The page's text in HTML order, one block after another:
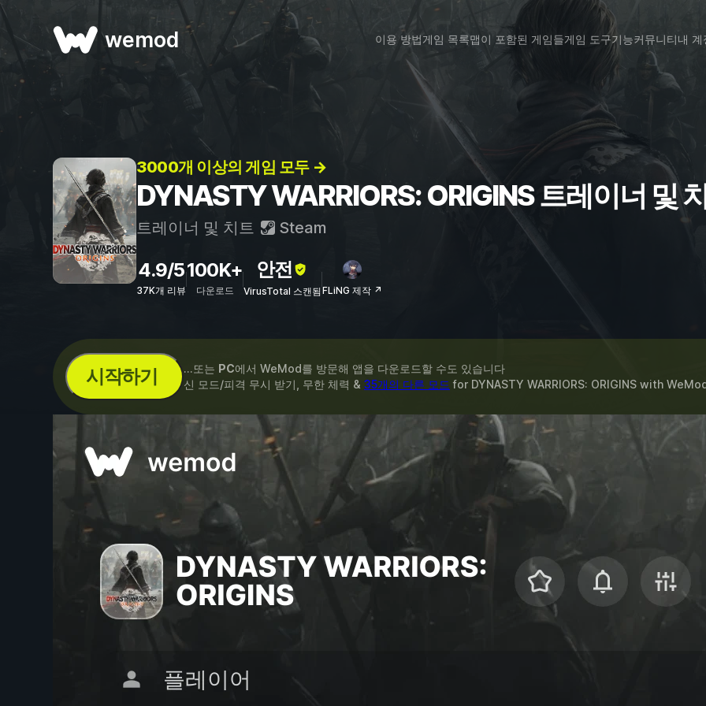
wemod 이용 방법게임 목록맵이 포함된 게임들게임 도구기능커뮤니티내 계
3000개 이상의 게임 모두 →
DYNASTY WARRIORS: ORIGINS 트레이너 및
트레이너 및 치트 Steam
4.9/5
37K개 리뷰
100K+
다운로드
안전
VirusTotal 스캔됨FLiNG 제작 ↗
시작하기 ...또는 PC에서 WeMod를 방문해 앱을 다운로드할 수도 있습니다
신 모드/피격 무시 받기, 무한 체력 & 35개의 다른 모드 for DYNASTY WARRIORS: ORIGINS with